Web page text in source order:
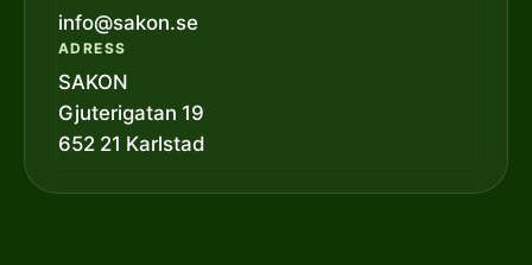
info@sakon.se
ADRESS
SAKON
Gjuterigatan 19
652 21 Karlstad